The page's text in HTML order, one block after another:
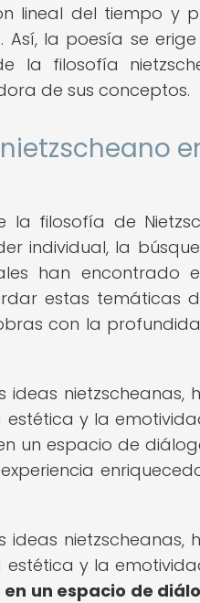
lineal del tiempo y
la poesía se
la filosofía
de sus conceptos.
la filosofía de
individual, la
han encontrado
estas temáticas
con la
nietzscheanas,
y la
un espacio de
nietzscheanas,
y la
un espacio de